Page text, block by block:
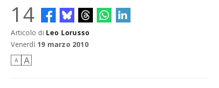
allora, qualcuno ha capito qualcosa di questa storia?
14
Articolo di Leo Lorusso
Venerdì 19 marzo 2010
A A